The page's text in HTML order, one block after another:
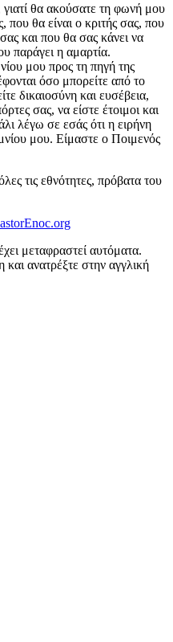
γιατί θα ακούσατε τη φωνή μου
που θα είναι ο κριτής σας, που
και που θα σας κάνει να
παράγει η αμαρτία.
μου προς τη πηγή της
όσο μπορείτε από το
δικαιοσύνη και ευσέβεια,
σας, να είστε έτοιμοι και
λέγω σε εσάς ότι η ειρήνη
μου. Είμαστε ο Ποιμενός
τις εθνότητες, πρόβατα του
μεταφραστεί αυτόματα.
ανατρέξτε στην αγγλική